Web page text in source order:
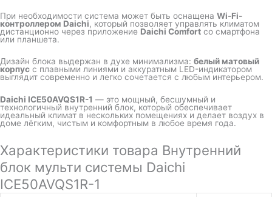
При необходимости система может быть оснащена Wi-Fi-
контроллером Daichi, который позволяет управлять климатом
дистанционно через приложение Daichi Comfort со смартфона
или планшета.
Дизайн блока выдержан в духе минимализма: белый матовый
корпус с плавными линиями и аккуратным LED-индикатором
выглядит современно и легко сочетается с любым интерьером.
Daichi ICE50AVQS1R-1 — это мощный, бесшумный и
технологичный внутренний блок, который обеспечивает
идеальный климат в нескольких помещениях и делает воздух в
доме лёгким, чистым и комфортным в любое время года.
Характеристики товара Внутренний
блок мульти системы Daichi
ICE50AVQS1R-1